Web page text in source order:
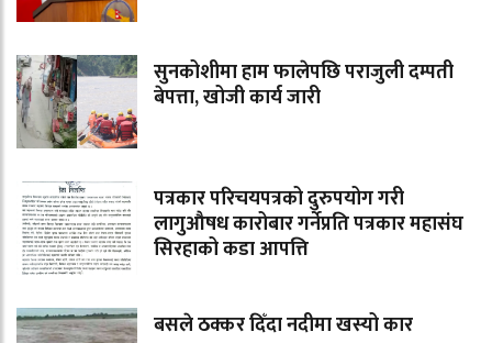
सुनकोशीमा हाम फालेपछि पराजुली दम्पती
बेपत्ता, खोजी कार्य जारी
पत्रकार परिचयपत्रको दुरुपयोग गरी
लागुऔषध कारोबार गर्नेप्रति पत्रकार महासंघ
सिरहाको कडा आपत्ति
बसले ठक्कर दिँदा नदीमा खस्यो कार